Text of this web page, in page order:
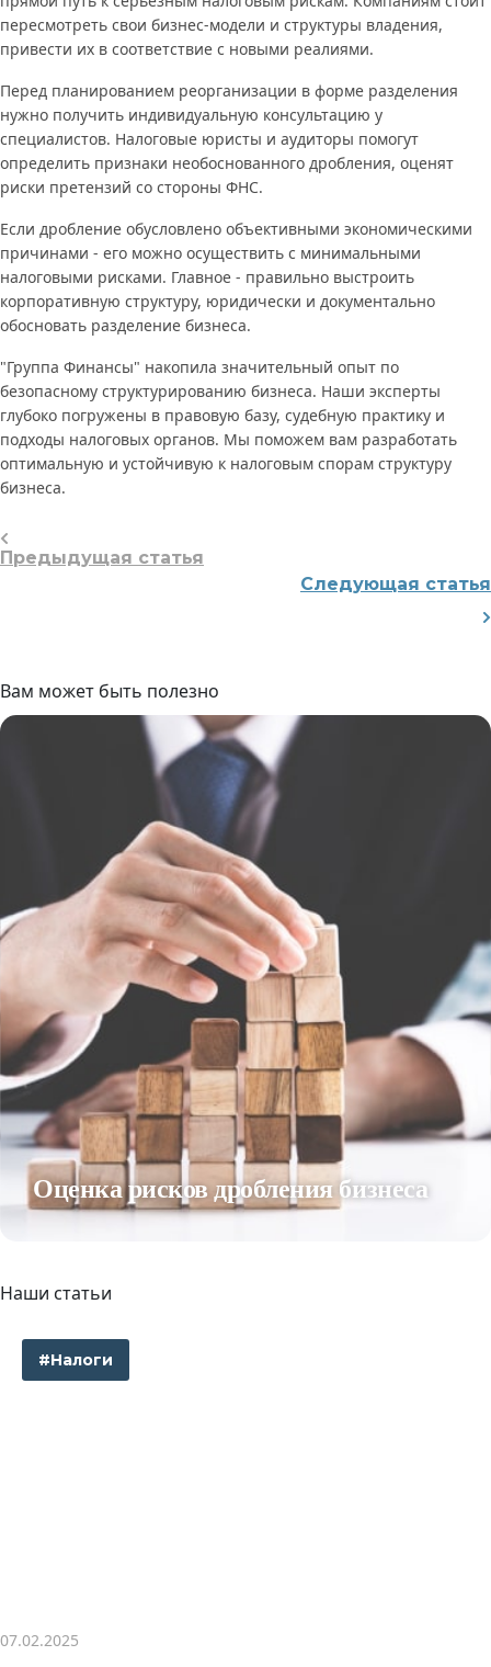
пересмотреть свои бизнес-модели и структуры владения,
привести их в соответствие с новыми реалиями.
Перед планированием реорганизации в форме разделения
нужно получить индивидуальную консультацию у
специалистов. Налоговые юристы и аудиторы помогут
определить признаки необоснованного дробления, оценят
риски претензий со стороны ФНС.
Если дробление обусловлено объективными экономическими
причинами - его можно осуществить с минимальными
налоговыми рисками. Главное - правильно выстроить
корпоративную структуру, юридически и документально
обосновать разделение бизнеса.
"Группа Финансы" накопила значительный опыт по
безопасному структурированию бизнеса. Наши эксперты
глубоко погружены в правовую базу, судебную практику и
подходы налоговых органов. Мы поможем вам разработать
оптимальную и устойчивую к налоговым спорам структуру
бизнеса.
Предыдущая статья
Следующая статья
Вам может быть полезно
Оценка рисков дробления бизнеса
Наши статьи
#Налоги
07.02.2025